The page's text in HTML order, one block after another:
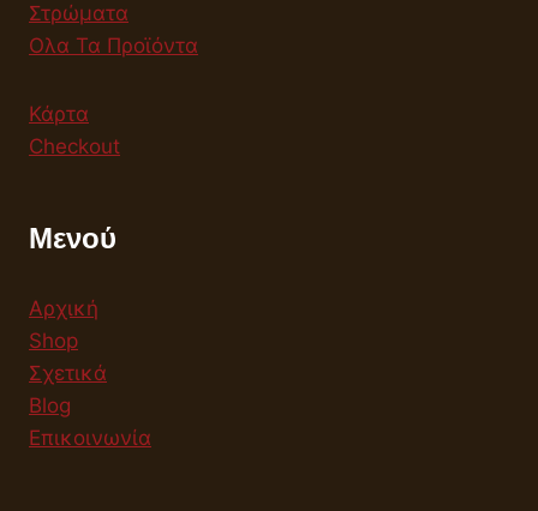
Στρώματα
Ολα Τα Προϊόντα
Κάρτα
Checkout
Μενού
Αρχική
Shop
Σχετικά
Blog
Επικοινωνία